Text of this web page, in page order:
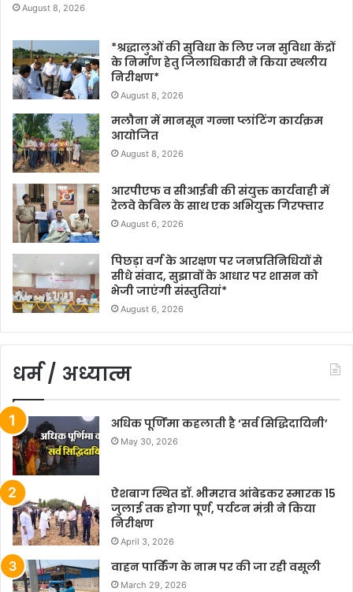
August 8, 2026
*श्रद्धालुओं की सुविधा के लिए जन सुविधा केंद्रों
के निर्माण हेतु जिलाधिकारी ने किया स्थलीय
निरीक्षण*
August 8, 2026
मलौना में मानसून गन्ना प्लांटिंग कार्यक्रम
आयोजित
August 8, 2026
आरपीएफ व सीआईबी की संयुक्त कार्यवाही में
रेलवे केबिल के साथ एक अभियुक्त गिरफ्तार
August 6, 2026
पिछड़ा वर्ग के आरक्षण पर जनप्रतिनिधियों से
सीधे संवाद, सुझावों के आधार पर शासन को
भेजी जाएंगी संस्तुतियां*
August 6, 2026
धर्म / अध्यात्म
अधिक पूर्णिमा कहलाती है ‘सर्व सिद्धिदायिनी’
May 30, 2026
ऐशबाग स्थित डॉ. भीमराव आंबेडकर स्मारक 15
जुलाई तक होगा पूर्ण, पर्यटन मंत्री ने किया
निरीक्षण
April 3, 2026
वाहन पार्किंग के नाम पर की जा रही वसूली
March 29, 2026